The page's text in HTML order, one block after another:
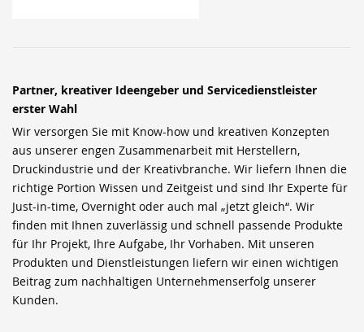
Partner, kreativer Ideengeber und Servicedienstleister
erster Wahl
Wir versorgen Sie mit Know-how und kreativen Konzepten
aus unserer engen Zusammenarbeit mit Herstellern,
Druckindustrie und der Kreativbranche. Wir liefern Ihnen die
richtige Portion Wissen und Zeitgeist und sind Ihr Experte für
Just-in-time, Overnight oder auch mal „jetzt gleich“. Wir
finden mit Ihnen zuverlässig und schnell passende Produkte
für Ihr Projekt, Ihre Aufgabe, Ihr Vorhaben. Mit unseren
Produkten und Dienstleistungen liefern wir einen wichtigen
Beitrag zum nachhaltigen Unternehmenserfolg unserer
Kunden.